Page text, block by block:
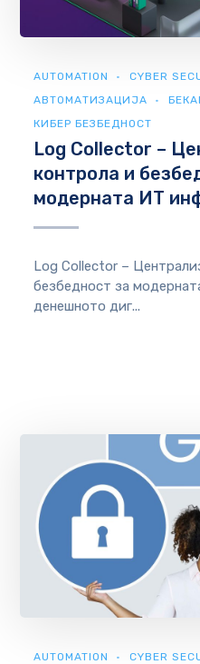
AUTOMATION CYBER
АВТОМАТИЗАЦИЈА
КИБЕР БЕЗБЕДНОСТ
Log Collector –
контрола и
модерната ИТ
Log Collector –
безбедност за
денешното диг...
AUTOMATION CYBER